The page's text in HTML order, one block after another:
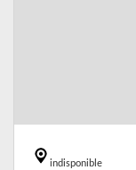
indisponible